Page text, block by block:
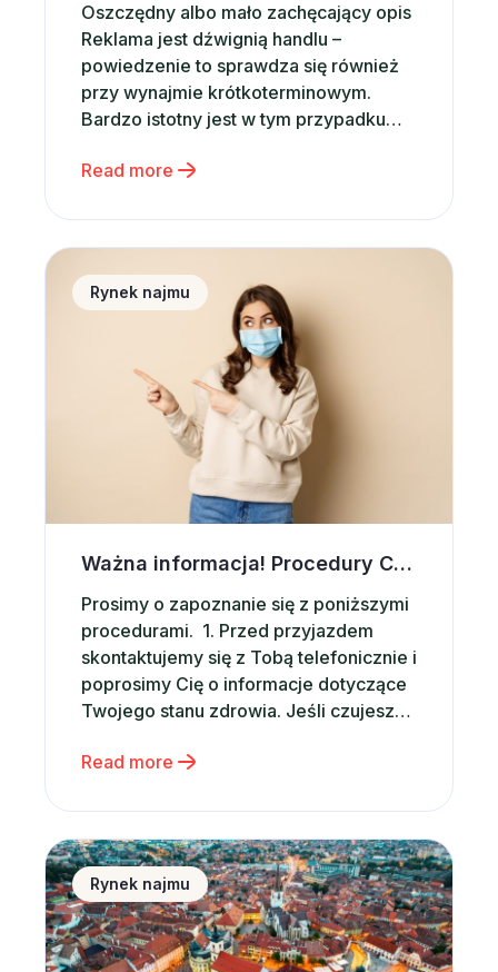
Oszczędny albo mało zachęcający opis
Reklama jest dźwignią handlu –
powiedzenie to sprawdza się również
przy wynajmie krótkoterminowym.
Bardzo istotny jest w tym przypadku
któremu Twoi goście dowiedzą się
apartamencie, jego lokalizacji,
okolicznych atrakcjach czy
udogodnieniach. Częstym błędem jest
bagatelizowanie tej kwestii – niektórzy
wynajmujący sądzą, […]
Read more
Ważna informacja! Procedury Covid-19
Rynek najmu
Ważna informacja! Procedury Covid-19
Prosimy o zapoznanie się z poniższymi
procedurami. 1. Przed przyjazdem
skontaktujemy się z Tobą telefonicznie i
poprosimy Cię o informacje dotyczące
Twojego stanu zdrowia. Jeśli czujesz
temperaturę, prosimy zrezygnuj z
Cię ugościć. 2. Płatność za rezerwację
odbywa się bezgotówkowo, przed
przyjazdem. 3. Prosimy, abyś posiadał
[…]
Read more
ST_ART Piątkowo – nowa inwestycja w Poznaniu
Rynek najmu